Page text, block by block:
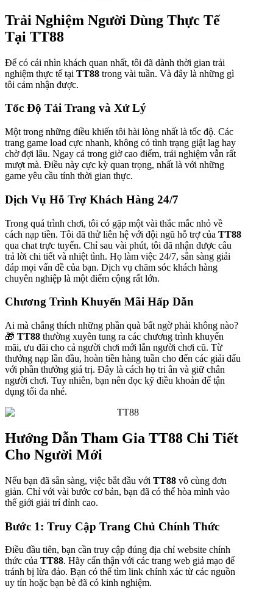
Trải Nghiệm Người Dùng Thực Tế
Tại TT88
Để có cái nhìn khách quan nhất, tôi đã dành thời gian trải
nghiệm thực tế tại TT88 trong vài tuần. Và đây là những gì
tôi cảm nhận được.
Tốc Độ Tải Trang và Xử Lý
Một trong những điều khiến tôi hài lòng nhất là tốc độ. Các
trang game load cực nhanh, không có tình trạng giật lag hay
chờ đợi lâu. Ngay cả trong giờ cao điểm, trải nghiệm vẫn rất
mượt mà. Điều này cực kỳ quan trọng, nhất là với những
game yêu cầu tính thời gian thực.
Dịch Vụ Hỗ Trợ Khách Hàng 24/7
Trong quá trình chơi, tôi có gặp một vài thắc mắc nhỏ về
cách nạp tiền. Tôi đã thử liên hệ với đội ngũ hỗ trợ của TT88
qua chat trực tuyến. Chỉ sau vài phút, tôi đã nhận được câu
trả lời chi tiết và nhiệt tình. Họ làm việc 24/7, sẵn sàng giải
đáp mọi vấn đề của bạn. Dịch vụ chăm sóc khách hàng
chuyên nghiệp là một điểm cộng rất lớn.
Chương Trình Khuyến Mãi Hấp Dẫn
Ai mà chẳng thích những phần quà bất ngờ phải không nào?
🎁 TT88 thường xuyên tung ra các chương trình khuyến
mãi, ưu đãi cho cả người chơi mới lẫn người chơi cũ. Từ
thưởng nạp lần đầu, hoàn tiền hàng tuần cho đến các giải đấu
với phần thưởng giá trị. Đây là cách họ tri ân và giữ chân
người chơi. Tuy nhiên, bạn nên đọc kỹ điều khoản để tận
dụng tối đa nhé.
Hướng Dẫn Tham Gia TT88 Chi Tiết
Cho Người Mới
Nếu bạn đã sẵn sàng, việc bắt đầu với TT88 vô cùng đơn
giản. Chỉ với vài bước cơ bản, bạn đã có thể hòa mình vào
thế giới giải trí đỉnh cao.
Bước 1: Truy Cập Trang Chủ Chính Thức
Điều đầu tiên, bạn cần truy cập đúng địa chỉ website chính
thức của TT88. Hãy cẩn thận với các trang web giả mạo để
tránh bị lừa đảo. Bạn có thể tìm link chính xác từ các nguồn
uy tín hoặc bạn bè đã có kinh nghiệm.